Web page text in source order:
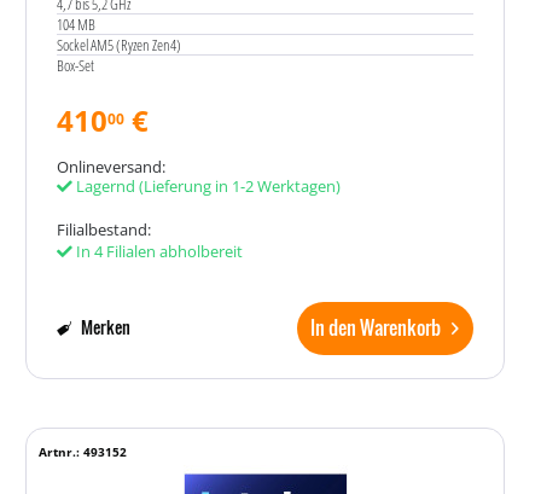
104 MB
Sockel AM5 (Ryzen Zen4)
Box-Set
41000 €
Onlineversand:
Lagernd (Lieferung in 1-2 Werktagen)
Filialbestand:
In 4 Filialen abholbereit
In den Warenkorb
Merken
Artnr.: 493152